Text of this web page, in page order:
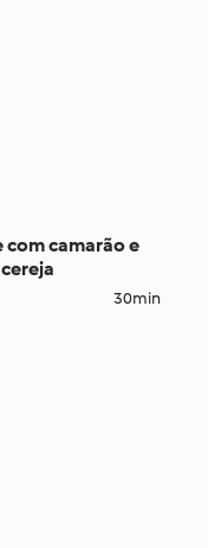
com camarão e
30min